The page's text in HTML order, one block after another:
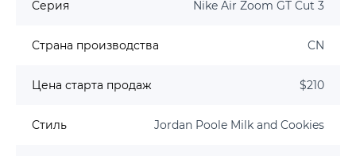
Серия Nike Air Zoom GT Cut 3
Страна производства CN
Цена старта продаж $210
Стиль Jordan Poole Milk and Cookies